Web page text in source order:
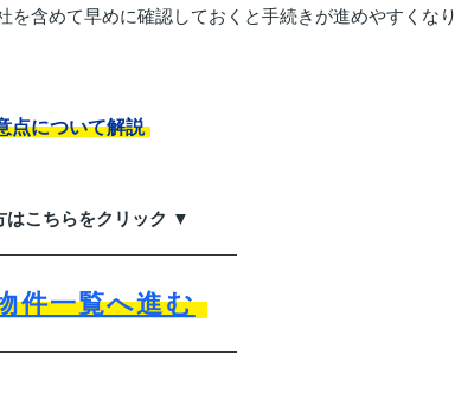
含めて早めに確認しておくと手続きが進めやすくなり
点について解説
こちらをクリック ▼
件一覧へ進む